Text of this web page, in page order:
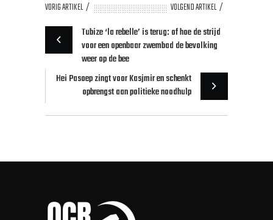
VORIG ARTIKEL
VOLGEND ARTIKEL
Tubize ‘la rebelle’ is terug: of hoe de strijd
voor een openbaar zwembad de bevolking
weer op de bee
Hei Pasoep zingt voor Kasjmir en schenkt
opbrengst aan politieke noodhulp